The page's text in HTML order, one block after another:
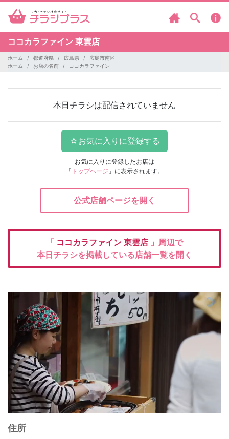
ココカラファイン 東雲店
ホーム 都道府県 広島県
広島市南区
ホーム
お店の名前 ココカラファイン
本日チラシは配信されていません
お気に入りに登録したお店は
「 トップページ 」に表示されます。
公式店舗ページを開く
「 ココカラファイン 東雲店 」周辺で
本日チラシを掲載している店舗一覧を開く
住所